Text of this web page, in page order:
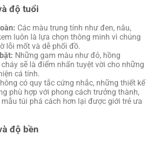
độ tuổi
Các màu trung tính như đen, nâu,
luôn là lựa chọn thông minh vì chúng
lỗi mốt và dễ phối đồ.
Những gam màu như đỏ, hồng
sẽ là điểm nhấn tuyệt vời cho những
cá tính.
có quy tắc cứng nhắc, những thiết kế
phù hợp với phong cách trưởng thành,
túi phá cách hơn lại được giới trẻ ưa
độ bền